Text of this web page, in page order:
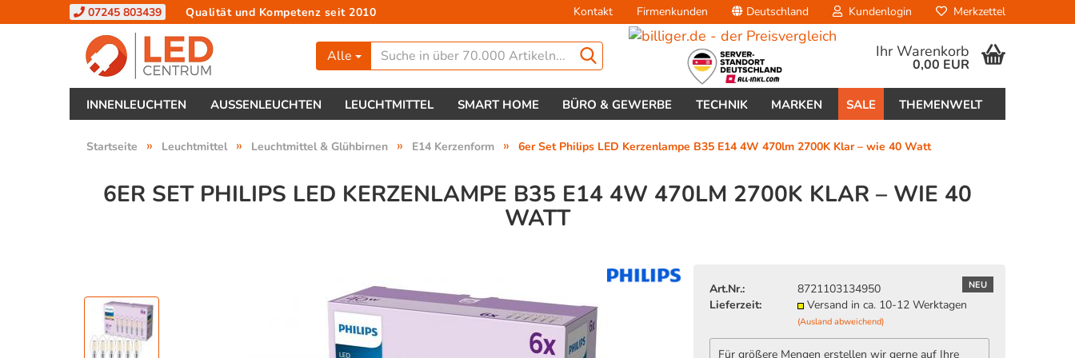
07245 803439 Qualität und Kompetenz seit 2010 Kontakt Firmenkunden Deutschland
Lieferland
Kundenlogin
Passwort vergessen?
Merkzettel
Alle Ihr Warenkorb
0,00 EUR
INNENLEUCHTEN AUSSENLEUCHTEN LEUCHTMITTEL SMART HOME BÜRO & GEWERBE TECHNIK MARKEN SALE THEMENWELT
Startseite » Leuchtmittel » Leuchtmittel & Glühbirnen » E14 Kerzenform » 6er Set Philips LED Kerzenlampe B35 E14 4W 470lm 2700K Klar – wie 40 Watt
6ER SET PHILIPS LED KERZENLAMPE B35 E14 4W 470LM 2700K KLAR – WIE 40
WATT
NEU
Art.Nr.:
8721103134950
Lieferzeit:
Versand in ca. 10-12 Werktagen
(Ausland abweichend)
Für größere Mengen erstellen wir gerne auf Ihre